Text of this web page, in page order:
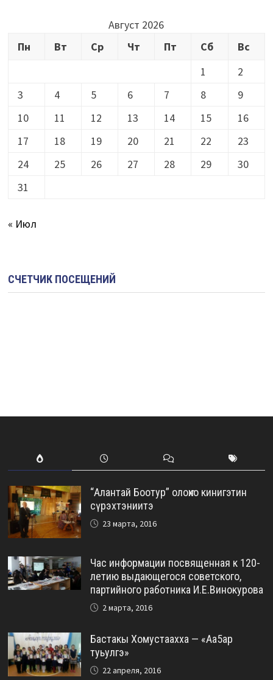
Август 2026
Пн
Вт Ср Чт Пт Сб
Вс
1
2
3
4 5 6 7 8
9
10
11 12 13 14 15
16
17
18 19 20 21 22
23
24
25 26 27 28 29
30
31
« Июл
СЧЕТЧИК ПОСЕЩЕНИЙ
“Алантай Боотур” олоҥхо кинигэтин
сүрэхтэниитэ
23 марта, 2016
Час информации посвященная к 120-
летию выдающегося советского,
партийного работника И.Е.Винокурова
2 марта, 2016
Бастакы Хомустаахха — «Аа5ар
туьулгэ»
22 апреля, 2016